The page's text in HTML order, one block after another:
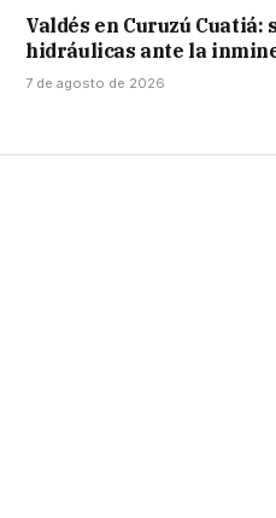
Valdés en Curuzú
hidráulicas ante la
7 de agosto de 2026